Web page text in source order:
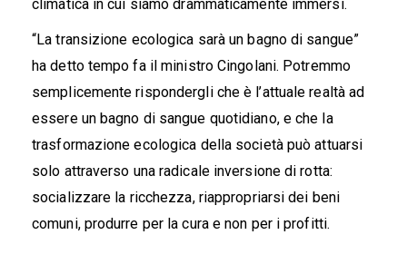
climatica in cui siamo drammaticamente immersi.
“La transizione ecologica sarà un bagno di sangue”
ha detto tempo fa il ministro Cingolani. Potremmo
semplicemente rispondergli che è l’attuale realtà ad
essere un bagno di sangue quotidiano, e che la
trasformazione ecologica della società può attuarsi
solo attraverso una radicale inversione di rotta:
socializzare la ricchezza, riappropriarsi dei beni
comuni, produrre per la cura e non per i profitti.